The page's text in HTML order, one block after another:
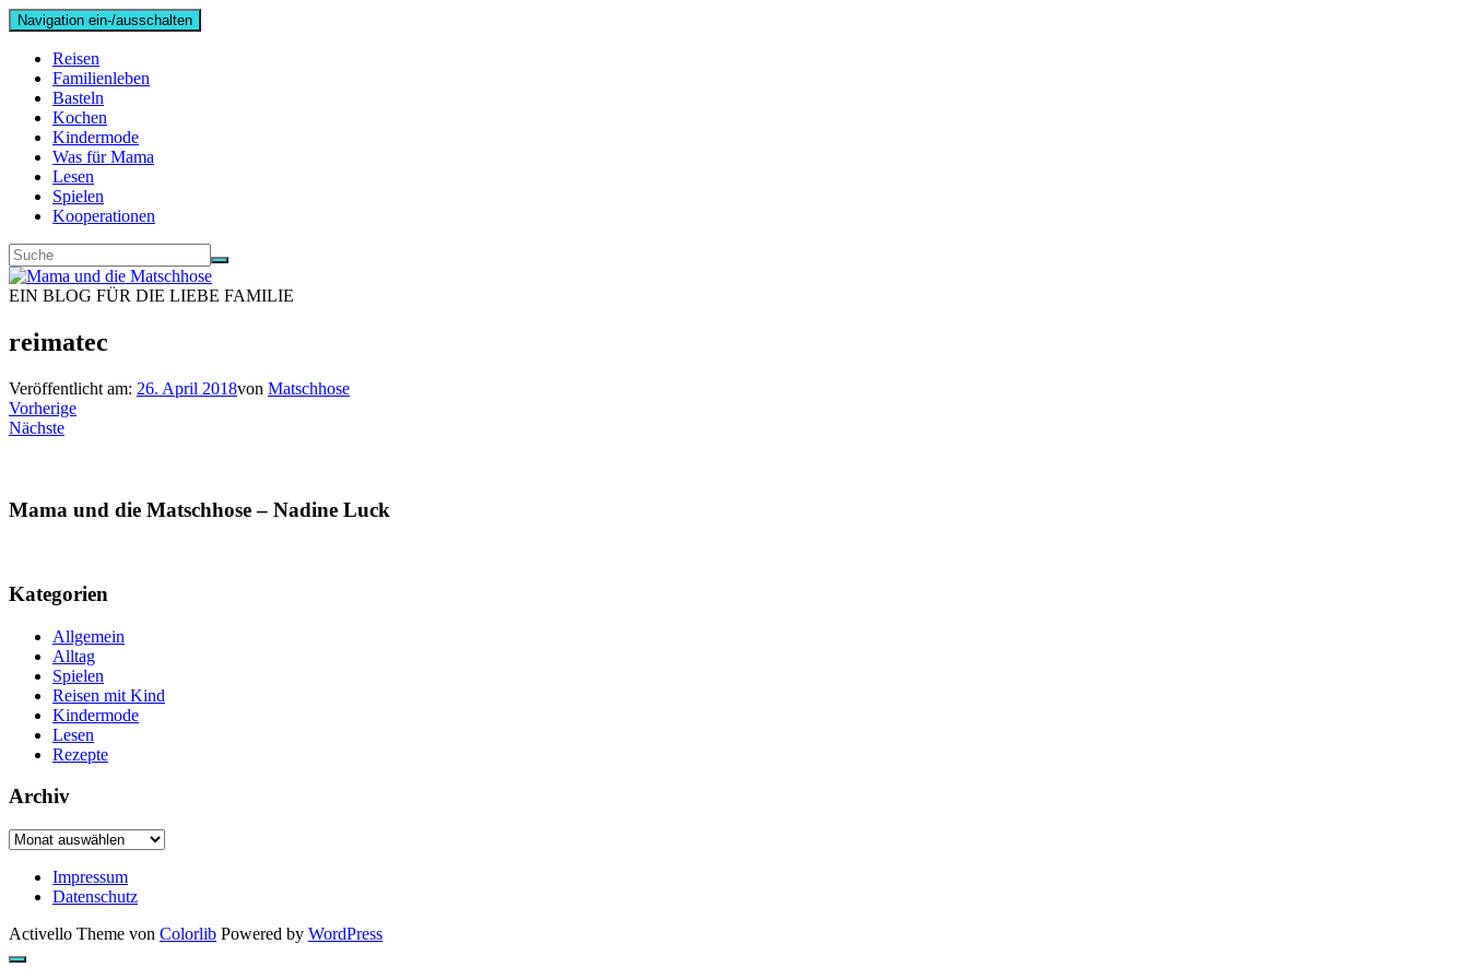
Navigation ein-/ausschalten
Reisen
Familienleben
Basteln
Kochen
Kindermode
Was für Mama
Lesen
Spielen
Kooperationen
EIN BLOG FÜR DIE LIEBE FAMILIE
reimatec
Veröffentlicht am: 26. April 2018von Matschhose
Vorherige
Nächste
Mama und die Matschhose – Nadine Luck
Kategorien
Allgemein
Alltag
Spielen
Reisen mit Kind
Kindermode
Lesen
Rezepte
Archiv
Archiv
Impressum
Datenschutz
Activello Theme von Colorlib Powered by WordPress